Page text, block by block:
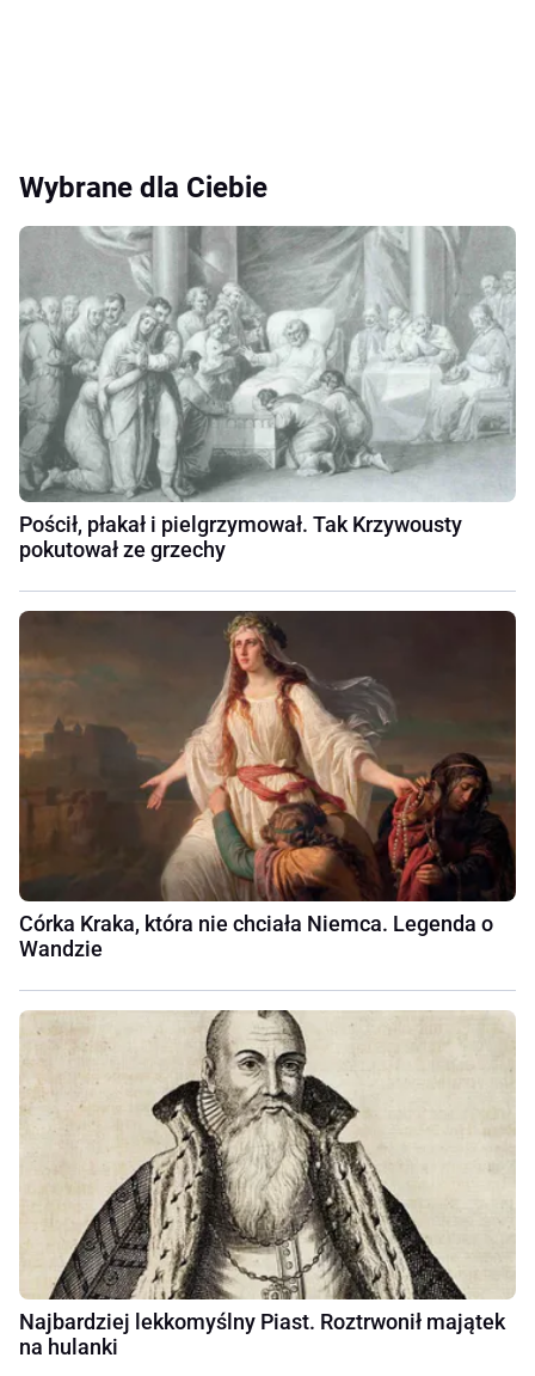
Wybrane dla Ciebie
Pościł, płakał i pielgrzymował. Tak Krzywousty
pokutował ze grzechy
Córka Kraka, która nie chciała Niemca. Legenda o
Wandzie
Najbardziej lekkomyślny Piast. Roztrwonił majątek
na hulanki